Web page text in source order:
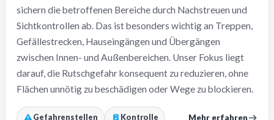
sichern die betroffenen Bereiche durch Nachstreuen und
Sichtkontrollen ab. Das ist besonders wichtig an Treppen,
Gefällestrecken, Hauseingängen und Übergängen
zwischen Innen- und Außenbereichen. Unser Fokus liegt
darauf, die Rutschgefahr konsequent zu reduzieren, ohne
Flächen unnötig zu beschädigen oder Wege zu blockieren.
Gefahrenstellen Kontrolle Mehr erfahren